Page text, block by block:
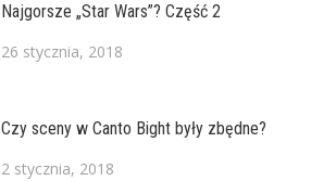
Najgorsze „Star Wars”? Część 2
26 stycznia, 2018
Czy sceny w Canto Bight były zbędne?
2 stycznia, 2018